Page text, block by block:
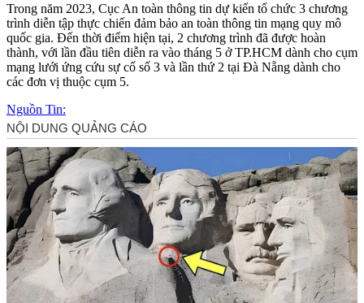
Trong năm 2023, Cục An toàn thông tin dự kiến tổ chức 3 chương
trình diễn tập thực chiến đảm bảo an toàn thông tin mạng quy mô
quốc gia. Đến thời điểm hiện tại, 2 chương trình đã được hoàn
thành, với lần đầu tiên diễn ra vào tháng 5 ở TP.HCM dành cho cụm
mạng lưới ứng cứu sự cố số 3 và lần thứ 2 tại Đà Nẵng dành cho
các đơn vị thuộc cụm 5.
Nguồn Tin: